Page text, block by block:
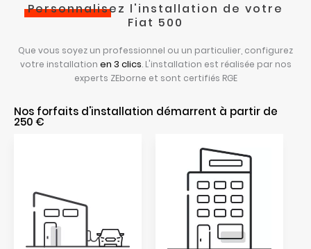
Personnalisez l'installation de votre
Fiat 500
Que vous soyez un professionnel ou un particulier, configurez
votre installation en 3 clics. L'installation est réalisée par nos
experts ZEborne et sont certifiés RGE
Nos forfaits d'installation démarrent à partir de
250 €